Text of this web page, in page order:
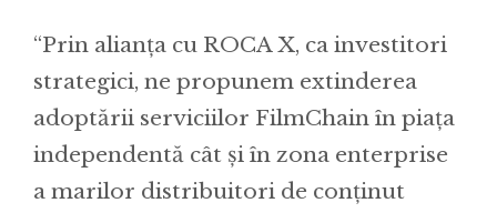
“Prin alianța cu ROCA X, ca investitori
strategici, ne propunem extinderea
adoptării serviciilor FilmChain în piața
independentă cât și în zona enterprise
a marilor distribuitori de conținut